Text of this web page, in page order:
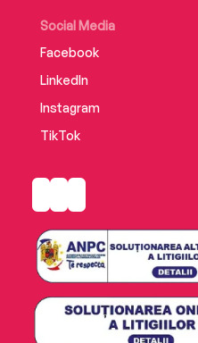
Social Media
Facebook
LinkedIn
Instagram
TikTok